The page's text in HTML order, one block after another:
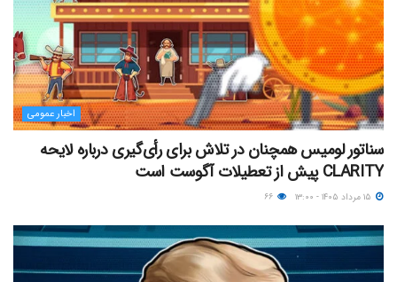
اخبار عمومی
سناتور لومیس همچنان در تلاش برای رأی‌گیری درباره لایحه
CLARITY پیش از تعطیلات آگوست است